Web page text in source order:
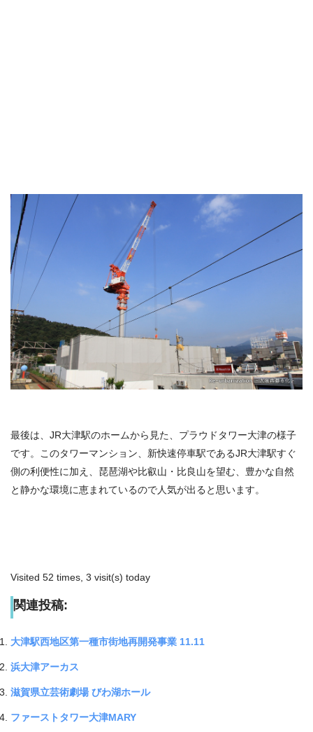
最後は、JR大津駅のホームから見た、プラウドタワー大津の様子
です。このタワーマンション、新快速停車駅であるJR大津駅すぐ
側の利便性に加え、琵琶湖や比叡山・比良山を望む、豊かな自然
と静かな環境に恵まれているので人気が出ると思います。
Visited 52 times, 3 visit(s) today
関連投稿:
大津駅西地区第一種市街地再開発事業 11.11
浜大津アーカス
滋賀県立芸術劇場 びわ湖ホール
ファーストタワー大津MARY